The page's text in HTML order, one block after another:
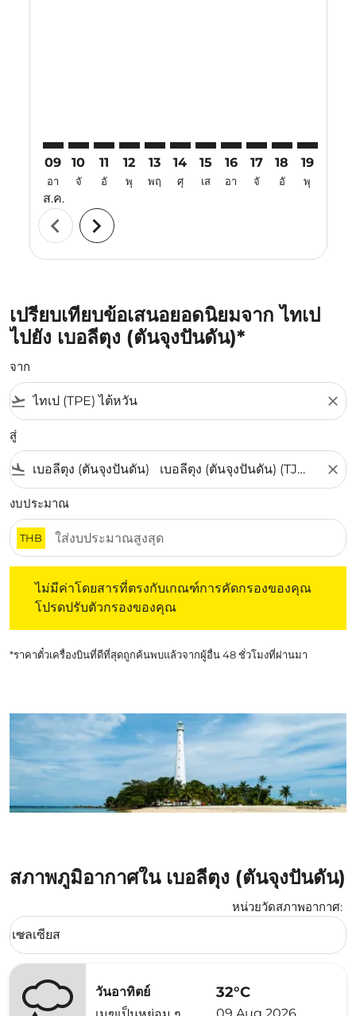
09
อา
ส.ค.
10
จั
11
อั
12
พุ
13
พฤ
14
ศุ
15
เส
16
อา
17
จั
18
อั
19
พุ
chevron_left chevron_right
เปรียบเทียบข้อเสนอยอดนิยมจาก ไทเป
ไปยัง เบอลีตุง (ตันจุงปันดัน)*
จาก
flight_takeoff close
สู่
flight_land close
งบประมาณ
THB
ไม่มีค่าโดยสารที่ตรงกับเกณฑ์การคัดกรองของคุณ
โปรดปรับตัวกรองของคุณ
*ราคาตั๋วเครื่องบินที่ดีที่สุดถูกค้นพบแล้วจากผู้อื่น 48 ชั่วโมงที่ผ่านมา
สภาพภูมิอากาศใน เบอลีตุง (ตันจุงปันดัน)
หน่วยวัดสภาพอากาศ:
Weather unit option เซลเซียส Selected
เซลเซียส
keyboard_arrow_down
วันอาทิตย์
32°C
09 Aug 2026